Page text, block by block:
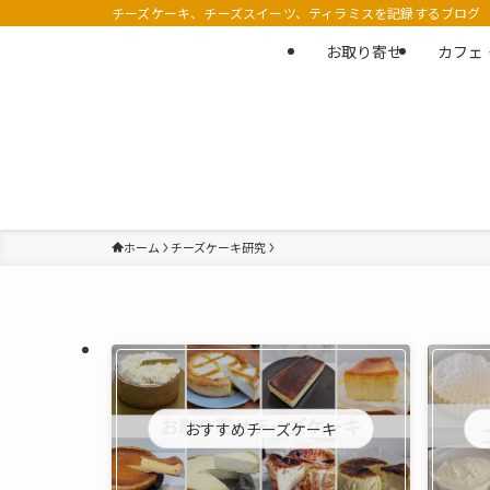
チーズケーキ、チーズスイーツ、ティラミスを記録するブログ
お取り寄せ カフェ
ホーム チーズケーキ研究
おすすめチーズケーキ